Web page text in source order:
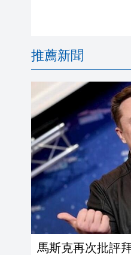
推薦新聞
馬斯克再次批評